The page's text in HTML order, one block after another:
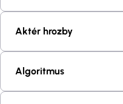
Aktér hrozby
Algoritmus